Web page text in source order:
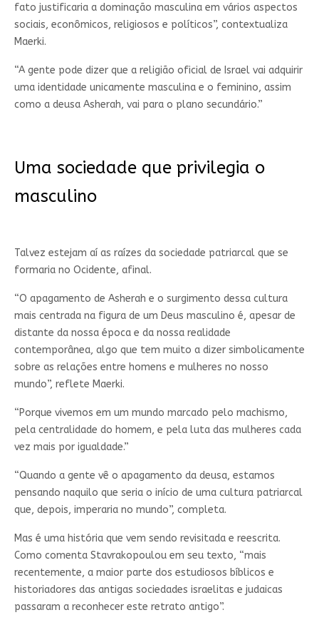
fato justificaria a dominação masculina em vários aspectos
sociais, econômicos, religiosos e políticos”, contextualiza
Maerki.
“A gente pode dizer que a religião oficial de Israel vai adquirir
uma identidade unicamente masculina e o feminino, assim
como a deusa Asherah, vai para o plano secundário.”
Uma sociedade que privilegia o
masculino
Talvez estejam aí as raízes da sociedade patriarcal que se
formaria no Ocidente, afinal.
“O apagamento de Asherah e o surgimento dessa cultura
mais centrada na figura de um Deus masculino é, apesar de
distante da nossa época e da nossa realidade
contemporânea, algo que tem muito a dizer simbolicamente
sobre as relações entre homens e mulheres no nosso
mundo”, reflete Maerki.
“Porque vivemos em um mundo marcado pelo machismo,
pela centralidade do homem, e pela luta das mulheres cada
vez mais por igualdade.”
“Quando a gente vê o apagamento da deusa, estamos
pensando naquilo que seria o início de uma cultura patriarcal
que, depois, imperaria no mundo”, completa.
Mas é uma história que vem sendo revisitada e reescrita.
Como comenta Stavrakopoulou em seu texto, “mais
recentemente, a maior parte dos estudiosos bíblicos e
historiadores das antigas sociedades israelitas e judaicas
passaram a reconhecer este retrato antigo”.